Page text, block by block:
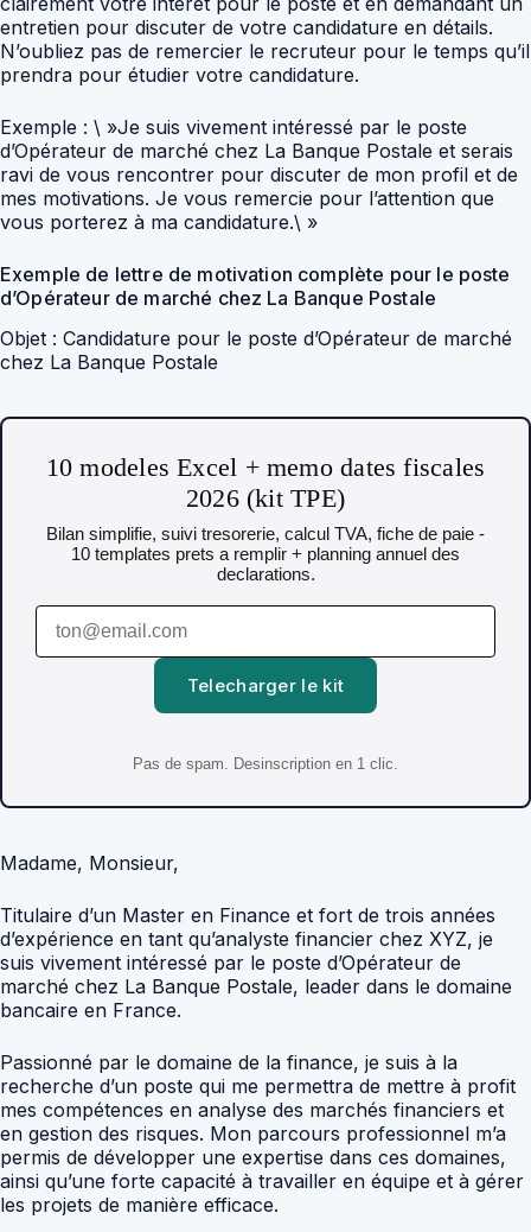
entretien pour discuter de votre candidature en détails.
N’oubliez pas de remercier le recruteur pour le temps qu’il
prendra pour étudier votre candidature.
Exemple : \ »Je suis vivement intéressé par le poste
d’Opérateur de marché chez La Banque Postale et serais
ravi de vous rencontrer pour discuter de mon profil et de
mes motivations. Je vous remercie pour l’attention que
vous porterez à ma candidature.\ »
Exemple de lettre de motivation complète pour le poste
d’Opérateur de marché chez La Banque Postale
Objet : Candidature pour le poste d’Opérateur de marché
chez La Banque Postale
10 modeles Excel + memo dates fiscales
2026 (kit TPE)
Bilan simplifie, suivi tresorerie, calcul TVA, fiche de paie -
10 templates prets a remplir + planning annuel des
declarations.
Telecharger le kit
Pas de spam. Desinscription en 1 clic.
Madame, Monsieur,
Titulaire d’un Master en Finance et fort de trois années
d’expérience en tant qu’analyste financier chez XYZ, je
suis vivement intéressé par le poste d’Opérateur de
marché chez La Banque Postale, leader dans le domaine
bancaire en France.
Passionné par le domaine de la finance, je suis à la
recherche d’un poste qui me permettra de mettre à profit
mes compétences en analyse des marchés financiers et
en gestion des risques. Mon parcours professionnel m’a
permis de développer une expertise dans ces domaines,
ainsi qu’une forte capacité à travailler en équipe et à gérer
les projets de manière efficace.